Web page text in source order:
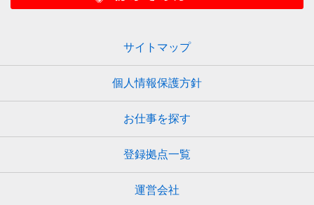
サイトマップ
個人情報保護方針
お仕事を探す
登録拠点一覧
運営会社